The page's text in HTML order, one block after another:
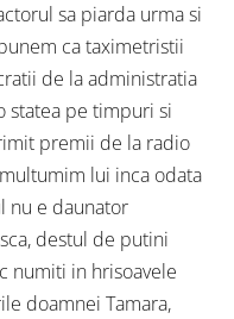
sa piarda urma si
ca taximetristii
de la administratia
statea pe timpuri si
premii de la radio
lui inca odata
nu e daunator
destul de putini
numiti in hrisoavele
doamnei Tamara,